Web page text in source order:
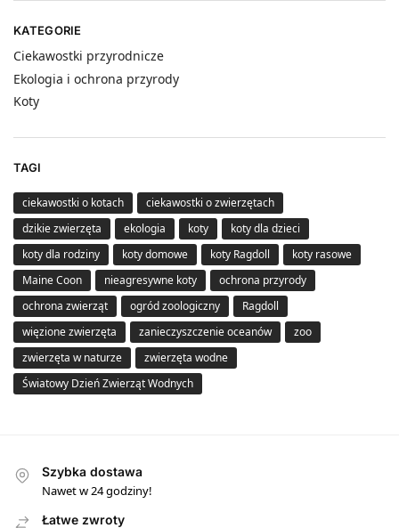
KATEGORIE
Ciekawostki przyrodnicze
Ekologia i ochrona przyrody
Koty
TAGI
ciekawostki o kotach
ciekawostki o zwierzętach
dzikie zwierzęta
ekologia koty
koty dla dzieci
koty dla rodziny
koty domowe koty Ragdoll
koty rasowe
Maine Coon
nieagresywne koty
ochrona przyrody
ochrona zwierząt
ogród zoologiczny
Ragdoll
więzione zwierzęta
zanieczyszczenie oceanów
zoo
zwierzęta w naturze
zwierzęta wodne
Światowy Dzień Zwierząt Wodnych
Szybka dostawa
Nawet w 24 godziny!
Łatwe zwroty